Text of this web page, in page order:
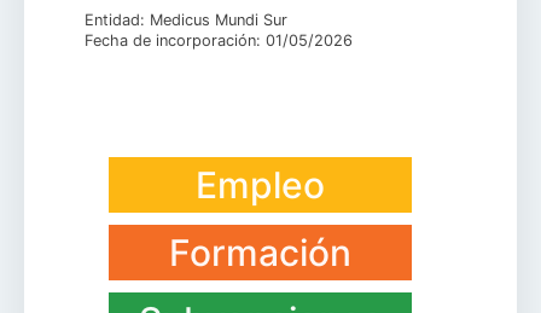
Entidad: Medicus Mundi Sur
Fecha de incorporación: 01/05/2026
Empleo
Formación